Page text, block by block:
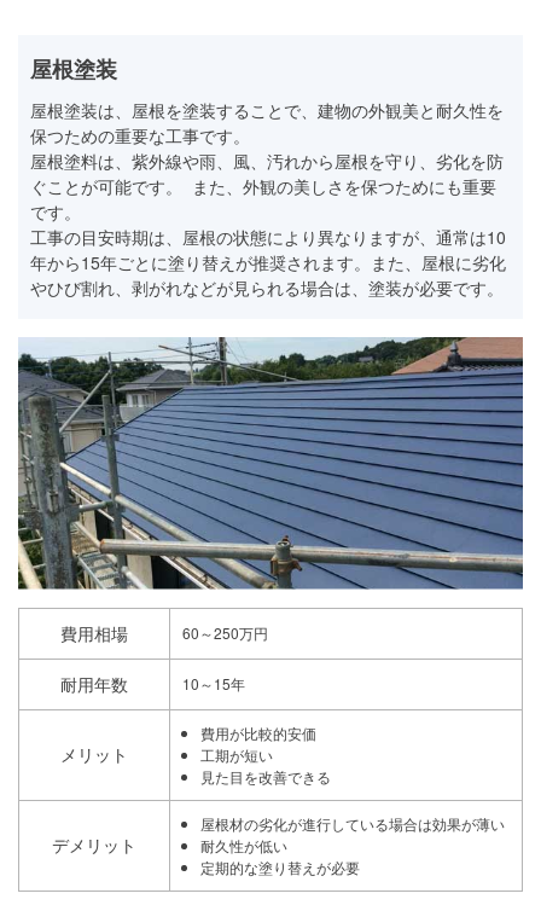
屋根塗装
屋根塗装は、屋根を塗装することで、建物の外観美と耐久性を
保つための重要な工事です。
屋根塗料は、紫外線や雨、風、汚れから屋根を守り、劣化を防
ぐことが可能です。 また、外観の美しさを保つためにも重要
です。
工事の目安時期は、屋根の状態により異なりますが、通常は10
年から15年ごとに塗り替えが推奨されます。また、屋根に劣化
やひび割れ、剥がれなどが見られる場合は、塗装が必要です。
費用相場 60～250万円
耐用年数 10～15年
メリット
費用が比較的安価
工期が短い
見た目を改善できる
デメリット
屋根材の劣化が進行している場合は効果が薄い
耐久性が低い
定期的な塗り替えが必要